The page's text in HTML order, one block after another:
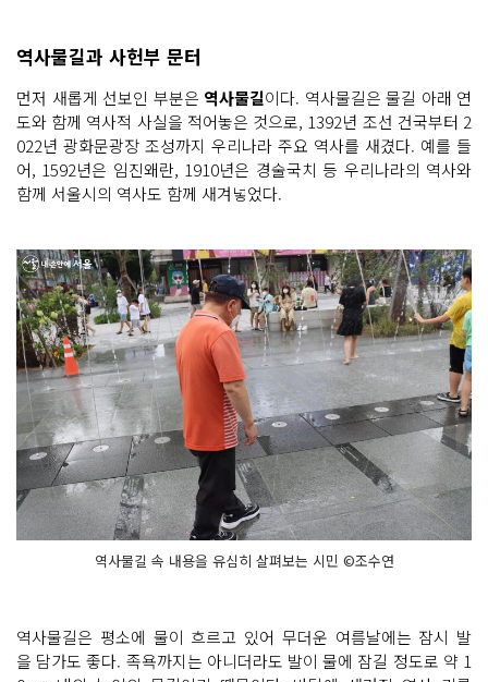
역사물길과 사헌부 문터
먼저 새롭게 선보인 부분은 역사물길이다. 역사물길은 물길 아래 연
도와 함께 역사적 사실을 적어놓은 것으로, 1392년 조선 건국부터 2
022년 광화문광장 조성까지 우리나라 주요 역사를 새겼다. 예를 들
어, 1592년은 임진왜란, 1910년은 경술국치 등 우리나라의 역사와
함께 서울시의 역사도 함께 새겨넣었다.
역사물길 속 내용을 유심히 살펴보는 시민 ©조수연
역사물길은 평소에 물이 흐르고 있어 무더운 여름날에는 잠시 발
을 담가도 좋다. 족욕까지는 아니더라도 발이 물에 잠길 정도로 약 1